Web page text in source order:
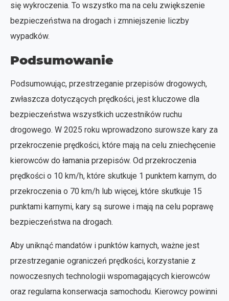
się wykroczenia. To wszystko ma na celu zwiększenie
bezpieczeństwa na drogach i zmniejszenie liczby
wypadków.
Podsumowanie
Podsumowując, przestrzeganie przepisów drogowych,
zwłaszcza dotyczących prędkości, jest kluczowe dla
bezpieczeństwa wszystkich uczestników ruchu
drogowego. W 2025 roku wprowadzono surowsze kary za
przekroczenie prędkości, które mają na celu zniechęcenie
kierowców do łamania przepisów. Od przekroczenia
prędkości o 10 km/h, które skutkuje 1 punktem karnym, do
przekroczenia o 70 km/h lub więcej, które skutkuje 15
punktami karnymi, kary są surowe i mają na celu poprawę
bezpieczeństwa na drogach.
Aby uniknąć mandatów i punktów karnych, ważne jest
przestrzeganie ograniczeń prędkości, korzystanie z
nowoczesnych technologii wspomagających kierowców
oraz regularna konserwacja samochodu. Kierowcy powinni